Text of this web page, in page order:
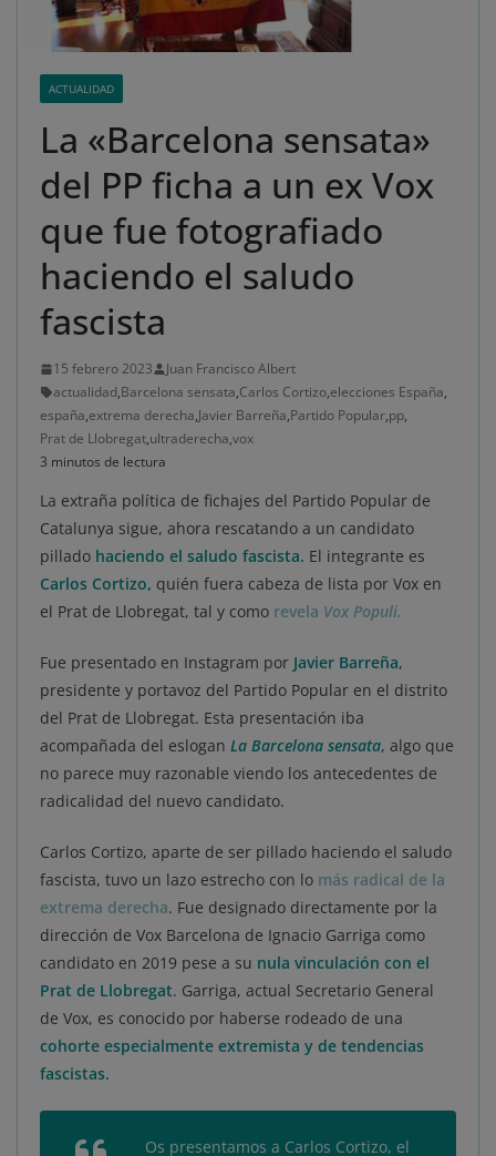
ACTUALIDAD
La «Barcelona sensata»
del PP ficha a un ex Vox
que fue fotografiado
haciendo el saludo
fascista
15 febrero 2023
Juan Francisco Albert
actualidad,Barcelona sensata,Carlos Cortizo,elecciones España,
españa,extrema derecha,Javier Barreña,Partido Popular,pp,
Prat de Llobregat,ultraderecha,vox
3 minutos de lectura
La extraña política de fichajes del Partido Popular de
Catalunya sigue, ahora rescatando a un candidato
pillado haciendo el saludo fascista. El integrante es
Carlos Cortizo, quién fuera cabeza de lista por Vox en
el Prat de Llobregat, tal y como revela Vox Populi.
Fue presentado en Instagram por Javier Barreña,
presidente y portavoz del Partido Popular en el distrito
del Prat de Llobregat. Esta presentación iba
acompañada del eslogan La Barcelona sensata, algo que
no parece muy razonable viendo los antecedentes de
radicalidad del nuevo candidato.
Carlos Cortizo, aparte de ser pillado haciendo el saludo
fascista, tuvo un lazo estrecho con lo más radical de la
extrema derecha. Fue designado directamente por la
dirección de Vox Barcelona de Ignacio Garriga como
candidato en 2019 pese a su nula vinculación con el
Prat de Llobregat. Garriga, actual Secretario General
de Vox, es conocido por haberse rodeado de una
cohorte especialmente extremista y de tendencias
fascistas.
Os presentamos a Carlos Cortizo, el